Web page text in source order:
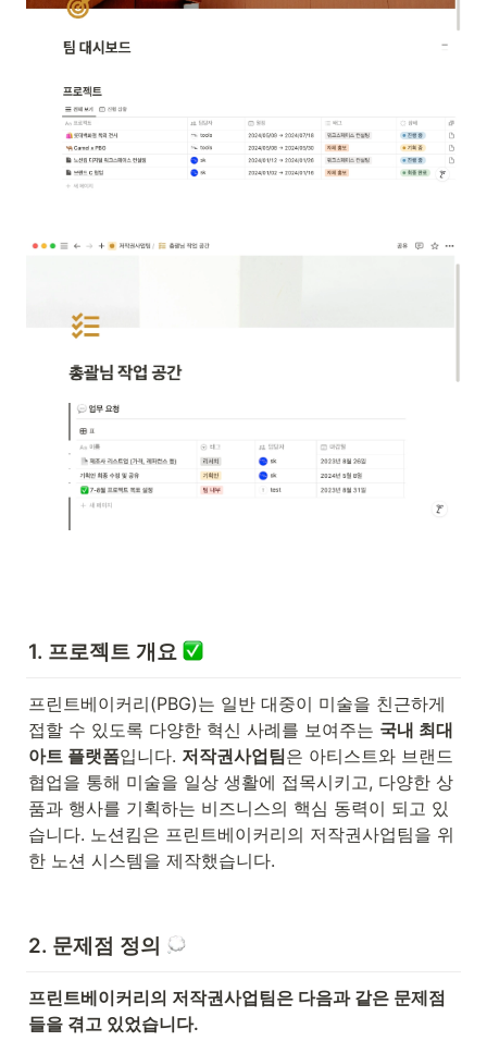
1. 프로젝트 개요
프린트베이커리(PBG)는 일반 대중이 미술을 친근하게
접할 수 있도록 다양한 혁신 사례를 보여주는 국내 최대
아트 플랫폼입니다. 저작권사업팀은 아티스트와 브랜드
협업을 통해 미술을 일상 생활에 접목시키고, 다양한 상
품과 행사를 기획하는 비즈니스의 핵심 동력이 되고 있
습니다. 노션킴은 프린트베이커리의 저작권사업팀을 위
한 노션 시스템을 제작했습니다.
2. 문제점 정의
프린트베이커리의 저작권사업팀은 다음과 같은 문제점
들을 겪고 있었습니다.